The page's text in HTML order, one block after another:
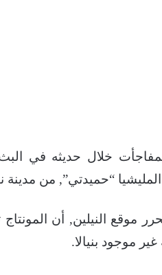
خلال حديثه في
“حميدتي”, من مدينة
موقع النيلين, أن
موجود بنيالا.